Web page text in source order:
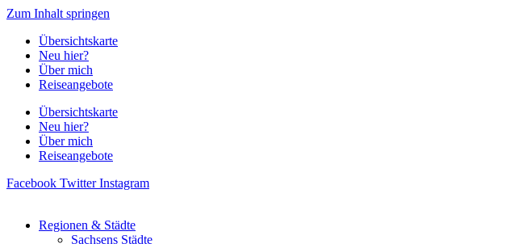
Zum Inhalt springen
Übersichtskarte
Neu hier?
Über mich
Reiseangebote
Übersichtskarte
Neu hier?
Über mich
Reiseangebote
Facebook Twitter Instagram
Regionen & Städte
Sachsens Städte